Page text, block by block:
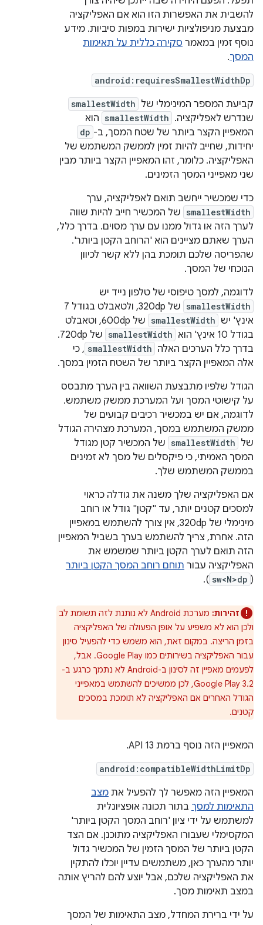
להשבית את האפשרות הזו הוא אם האפליקציה
מבצעת מניפולציות ישירות במפות סיביות. מידע
נוסף זמין במאמר סקירה כללית על תאימות
המסך.
android:requiresSmallestWidthDp
קביעת המספר המינימלי של smallestWidth
שנדרש לאפליקציה. smallestWidth הוא
המאפיין הקצר ביותר של שטח המסך, ב- dp
יחידות, שחייב להיות זמין לממשק המשתמש של
האפליקציה. כלומר, זהו המאפיין הקצר ביותר מבין
שני מאפייני המסך הזמינים.
כדי שמכשיר ייחשב תואם לאפליקציה, ערך
smallestWidth של המכשיר חייב להיות שווה
לערך הזה או גדול ממנו עם ערך מסוים. בדרך כלל,
הערך שאתם מציינים הוא 'הרוחב הקטן ביותר'.
שהפריסה שלכם תומכת בהן ללא קשר לכיוון
הנוכחי של המסך.
לדוגמה, למסך טיפוסי של טלפון נייד יש
smallestWidth
של 320dp, ולטאבלט בגודל 7
אינץ' יש smallestWidth
של 600dp, וטאבלט
בגודל 10 אינץ' הוא
smallestWidth
של 720dp.
בדרך כלל הערכים האלה smallestWidth , כי
אלה המאפיין הקצר ביותר של השטח הזמין במסך.
הגודל שלפיו מתבצעת השוואה בין הערך מתבסס
על קישוטי המסך ועל המערכת ממשק משתמש.
לדוגמה, אם יש במכשיר רכיבים קבועים של
ממשק המשתמש במסך, המערכת מצהירה הגודל
של smallestWidth של המכשיר קטן מגודל
המסך האמיתי, כי פיקסלים של מסך לא זמינים
בממשק המשתמש שלך.
אם האפליקציה שלך משנה את גודלה כראוי
למסכים קטנים יותר, עד "קטן" גודל או רוחב
מינימלי של 320dp, אין צורך להשתמש במאפיין
הזה. אחרת, צריך להשתמש בערך בשביל המאפיין
הזה תואם לערך הקטן ביותר שמשמש את
האפליקציה עבור תוחם רוחב המסך הקטן ביותר
(
sw<N>dp
).
זהירות:
מערכת Android לא נותנת לזה תשומת לב
ולכן הוא לא משפיע על אופן הפעולה של האפליקציה
בזמן הריצה. במקום זאת, הוא משמש כדי להפעיל סינון
עבור האפליקציה בשירותים כמו Google Play. אבל,
לפעמים מאפיין זה לסינון ב-Android לא נתמך כרגע ב-
Google Play 3.2, לכן ממשיכים להשתמש במאפייני
הגודל האחרים אם האפליקציה לא תומכת במסכים
קטנים.
המאפיין הזה נוסף ברמת API 13.
android:compatibleWidthLimitDp
המאפיין הזה מאפשר לך להפעיל את מצב
התאימות למסך בתור תכונה אופציונלית
למשתמש על ידי ציון 'רוחב המסך הקטן ביותר'
המקסימלי שעבורו האפליקציה מתוכנן. אם הצד
הקטן ביותר של המסך הזמין של המכשיר גדול
יותר מהערך כאן, משתמשים עדיין יוכלו להתקין
את האפליקציה שלכם, אבל יוצע להם להריץ אותה
במצב תאימות מסך.
על ידי ברירת המחדל, מצב התאימות של המסך